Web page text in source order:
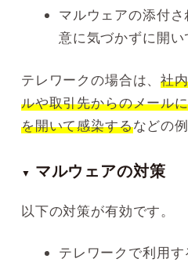
マルウェアの添付
意に気づかずに開い
テレワークの場合は、社
ルや取引先からのメール
を開いて感染するなどの
▼ マルウェアの対策
以下の対策が有効です。
テレワークで利用